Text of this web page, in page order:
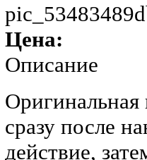
Цена:
Описание
Оригинальная
сразу после
действие,